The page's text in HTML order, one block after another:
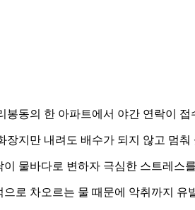
동의 한 아파트에서 야간 연락이 접
지만 내려도 배수가 되지 않고 멈춰
물바다로 변하자 극심한 스트레스
로 차오르는 물 때문에 악취까지 유